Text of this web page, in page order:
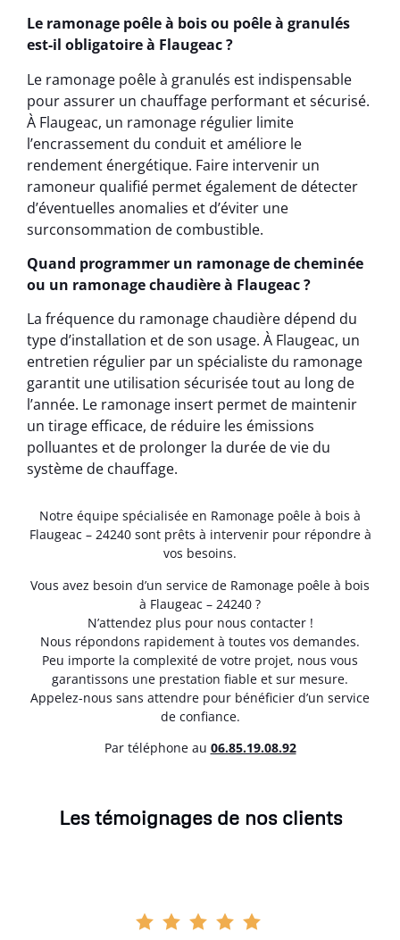
Le ramonage poêle à bois ou poêle à granulés
est-il obligatoire à Flaugeac ?
Le ramonage poêle à granulés est indispensable
pour assurer un chauffage performant et sécurisé.
À Flaugeac, un ramonage régulier limite
l’encrassement du conduit et améliore le
rendement énergétique. Faire intervenir un
ramoneur qualifié permet également de détecter
d’éventuelles anomalies et d’éviter une
surconsommation de combustible.
Quand programmer un ramonage de cheminée
ou un ramonage chaudière à Flaugeac ?
La fréquence du ramonage chaudière dépend du
type d’installation et de son usage. À Flaugeac, un
entretien régulier par un spécialiste du ramonage
garantit une utilisation sécurisée tout au long de
l’année. Le ramonage insert permet de maintenir
un tirage efficace, de réduire les émissions
polluantes et de prolonger la durée de vie du
système de chauffage.
Notre équipe spécialisée en Ramonage poêle à bois à
Flaugeac – 24240 sont prêts à intervenir pour répondre à
vos besoins.
Vous avez besoin d’un service de Ramonage poêle à bois
à Flaugeac – 24240 ?
N’attendez plus pour nous contacter !
Nous répondons rapidement à toutes vos demandes.
Peu importe la complexité de votre projet, nous vous
garantissons une prestation fiable et sur mesure.
Appelez-nous sans attendre pour bénéficier d’un service
de confiance.
Par téléphone au 06.85.19.08.92
Les témoignages de nos clients